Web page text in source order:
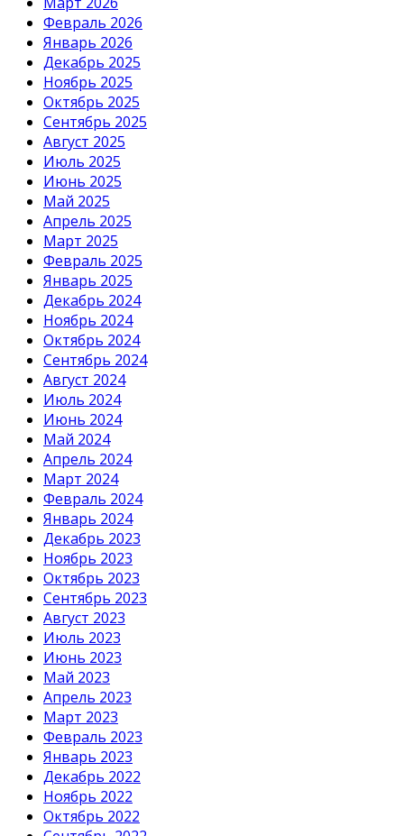
Февраль 2026
Январь 2026
Декабрь 2025
Ноябрь 2025
Октябрь 2025
Сентябрь 2025
Август 2025
Июль 2025
Июнь 2025
Май 2025
Апрель 2025
Март 2025
Февраль 2025
Январь 2025
Декабрь 2024
Ноябрь 2024
Октябрь 2024
Сентябрь 2024
Август 2024
Июль 2024
Июнь 2024
Май 2024
Апрель 2024
Март 2024
Февраль 2024
Январь 2024
Декабрь 2023
Ноябрь 2023
Октябрь 2023
Сентябрь 2023
Август 2023
Июль 2023
Июнь 2023
Май 2023
Апрель 2023
Март 2023
Февраль 2023
Январь 2023
Декабрь 2022
Ноябрь 2022
Октябрь 2022